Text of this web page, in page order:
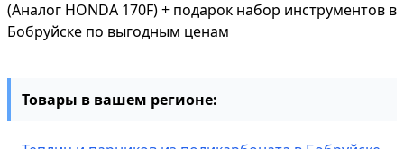
(Аналог HONDA 170F) + подарок набор инструментов в
Бобруйске по выгодным ценам
Товары в вашем регионе: